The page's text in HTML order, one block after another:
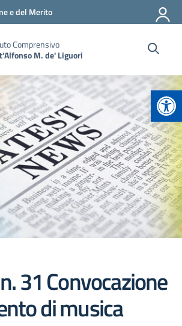
e del Merito
Comprensivo
M. de' Liguori
31 Convocazione
di musica